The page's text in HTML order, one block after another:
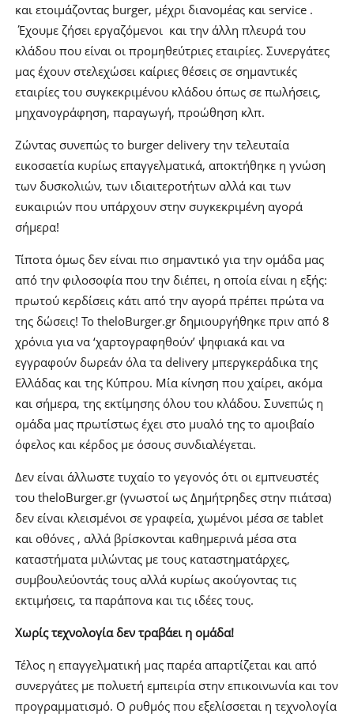
και ετοιμάζοντας burger, μέχρι διανομέας και service .
Έχουμε ζήσει εργαζόμενοι και την άλλη πλευρά του
κλάδου που είναι οι προμηθεύτριες εταιρίες. Συνεργάτες
μας έχουν στελεχώσει καίριες θέσεις σε σημαντικές
εταιρίες του συγκεκριμένου κλάδου όπως σε πωλήσεις,
μηχανογράφηση, παραγωγή, προώθηση κλπ.
Ζώντας συνεπώς το burger delivery την τελευταία
εικοσαετία κυρίως επαγγελματικά, αποκτήθηκε η γνώση
των δυσκολιών, των ιδιαιτεροτήτων αλλά και των
ευκαιριών που υπάρχουν στην συγκεκριμένη αγορά
σήμερα!
Τίποτα όμως δεν είναι πιο σημαντικό για την ομάδα μας
από την φιλοσοφία που την διέπει, η οποία είναι η εξής:
πρωτού κερδίσεις κάτι από την αγορά πρέπει πρώτα να
της δώσεις! Το theloBurger.gr δημιουργήθηκε πριν από 8
χρόνια για να ‘χαρτογραφηθούν’ ψηφιακά και να
εγγραφούν δωρεάν όλα τα delivery μπεργκεράδικα της
Ελλάδας και της Κύπρου. Μία κίνηση που χαίρει, ακόμα
και σήμερα, της εκτίμησης όλου του κλάδου. Συνεπώς η
ομάδα μας πρωτίστως έχει στο μυαλό της το αμοιβαίο
όφελος και κέρδος με όσους συνδιαλέγεται.
Δεν είναι άλλωστε τυχαίο το γεγονός ότι οι εμπνευστές
του theloBurger.gr (γνωστοί ως Δημήτρηδες στην πιάτσα)
δεν είναι κλεισμένοι σε γραφεία, χωμένοι μέσα σε tablet
και οθόνες , αλλά βρίσκονται καθημερινά μέσα στα
καταστήματα μιλώντας με τους καταστηματάρχες,
συμβουλεύοντάς τους αλλά κυρίως ακούγοντας τις
εκτιμήσεις, τα παράπονα και τις ιδέες τους.
Χωρίς τεχνολογία δεν τραβάει η ομάδα!
Τέλος η επαγγελματική μας παρέα απαρτίζεται και από
συνεργάτες με πολυετή εμπειρία στην επικοινωνία και τον
προγραμματισμό. Ο ρυθμός που εξελίσσεται η τεχνολογία